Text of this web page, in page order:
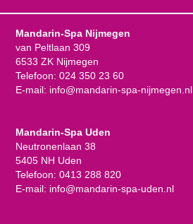
Mandarin-Spa Nijmegen
van Peltlaan 309
6533 ZK Nijmegen
Telefoon: 024 350 23 60
E-mail: info@mandarin-spa-nijmegen.nl
Mandarin-Spa Uden
Neutronenlaan 38
5405 NH Uden
Telefoon: 0413 288 820
E-mail: info@mandarin-spa-uden.nl